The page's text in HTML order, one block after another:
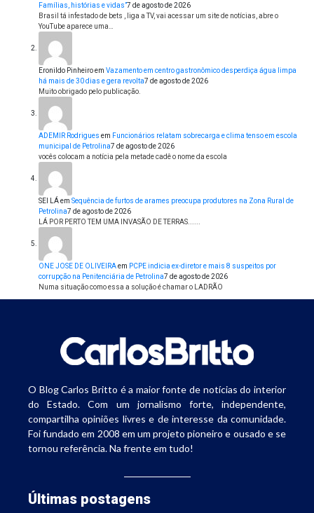
Famílias, histórias e vidas”7 de agosto de 2026
Brasil tá infestado de bets , liga a TV, vai acessar um site de notícias, abre o
YouTube aparece uma…
Eronildo Pinheiroem Vazamento em centro gastronômico desperdiça água limpa
há mais de 30 dias e gera revolta7 de agosto de 2026
Muito obrigado pelo publicação.
ADEMIR Rodrigues em Funcionários relatam sobrecarga e clima tenso em escola
municipal de Petrolina7 de agosto de 2026
vocês colocam a notícia pela metade cadê o nome da escola
SEI LÁem Sequência de furtos de arames preocupa produtores na Zona Rural de
Petrolina7 de agosto de 2026
LÁ POR PERTO TEM UMA INVASÃO DE TERRAS......
ONE JOSE DE OLIVEIRAem PCPE indicia ex-diretor e mais 8 suspeitos por
corrupção na Penitenciária de Petrolina7 de agosto de 2026
Numa situação como essa a solução é chamar o LADRÃO
O Blog Carlos Britto é a maior fonte de notícias do interior
do Estado. Com um jornalismo forte, independente,
compartilha opiniões livres e de interesse da comunidade.
Foi fundado em 2008 em um projeto pioneiro e ousado e se
tornou referência. Na frente em tudo!
Últimas postagens